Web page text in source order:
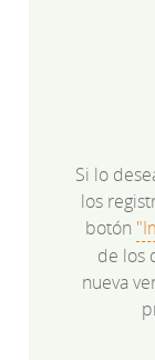
Si lo
los
botón
de los
nueva